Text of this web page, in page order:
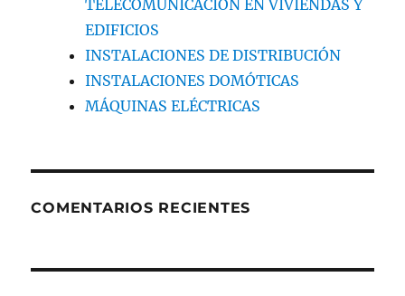
TELECOMUNICACIÓN EN VIVIENDAS Y
EDIFICIOS
INSTALACIONES DE DISTRIBUCIÓN
INSTALACIONES DOMÓTICAS
MÁQUINAS ELÉCTRICAS
COMENTARIOS RECIENTES